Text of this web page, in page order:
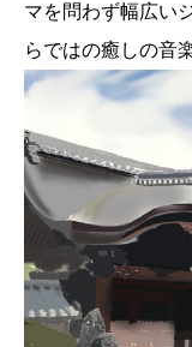
マを問わず幅広い
らではの癒しの音